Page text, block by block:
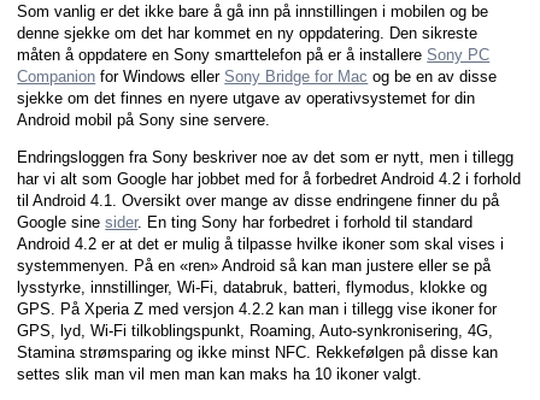
Som vanlig er det ikke bare å gå inn på innstillingen i mobilen og be
denne sjekke om det har kommet en ny oppdatering. Den sikreste
måten å oppdatere en Sony smarttelefon på er å installereSony PC
Companion for Windows ellerSony Bridge for Mac og be en av disse
sjekke om det finnes en nyere utgave av operativsystemet for din
Android mobil på Sony sine servere.
Endringsloggen fra Sony beskriver noe av det som er nytt, men i tillegg
har vi alt som Google har jobbet med for å forbedret Android 4.2 i forhold
til Android 4.1. Oversikt over mange av disse endringene finner du på
Google sinesider. En ting Sony har forbedret i forhold til standard
Android 4.2 er at det er mulig å tilpasse hvilke ikoner som skal vises i
systemmenyen. På en «ren» Android så kan man justere eller se på
lysstyrke, innstillinger, Wi-Fi, databruk, batteri, flymodus, klokke og
GPS. På Xperia Z med versjon 4.2.2 kan man i tillegg vise ikoner for
GPS, lyd, Wi-Fi tilkoblingspunkt, Roaming, Auto-synkronisering, 4G,
Stamina strømsparing og ikke minst NFC. Rekkefølgen på disse kan
settes slik man vil men man kan maks ha 10 ikoner valgt.